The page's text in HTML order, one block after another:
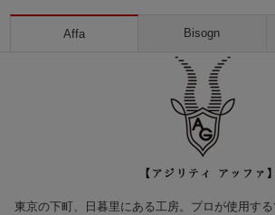
Affa Bisogn
東京の下町、日暮里にある工房。プロが使用す